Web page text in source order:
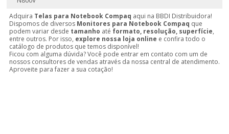
Adquira Telas para Notebook Compaq aqui na BBDI Distribuidora!
Dispomos de diversos Monitores para Notebook Compaq que
podem variar desde tamanho até formato, resolução, superfície,
entre outros. Por isso, explore nossa loja online e confira todo o
catálogo de produtos que temos disponível!
Ficou com alguma dúvida? Você pode entrar em contato com um de
nossos consultores de vendas através da nossa central de atendimento.
Aproveite para fazer a sua cotação!